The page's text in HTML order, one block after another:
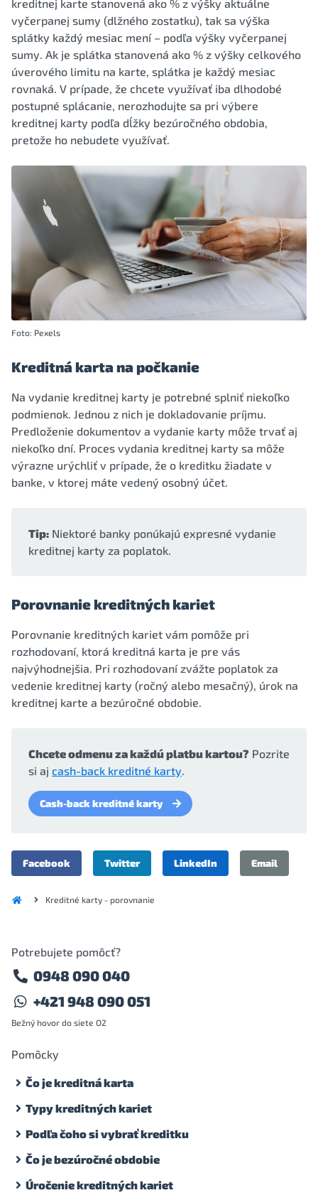
kreditnej karte stanovená ako % z výšky aktuálne
vyčerpanej sumy (dlžného zostatku), tak sa výška
splátky každý mesiac mení – podľa výšky vyčerpanej
sumy. Ak je splátka stanovená ako % z výšky celkového
úverového limitu na karte, splátka je každý mesiac
rovnaká. V prípade, že chcete využívať iba dlhodobé
postupné splácanie, nerozhodujte sa pri výbere
kreditnej karty podľa dĺžky bezúročného obdobia,
pretože ho nebudete využívať.
Foto: Pexels
Kreditná karta na počkanie
Na vydanie kreditnej karty je potrebné splniť niekoľko
podmienok. Jednou z nich je dokladovanie príjmu.
Predloženie dokumentov a vydanie karty môže trvať aj
niekoľko dní. Proces vydania kreditnej karty sa môže
výrazne urýchliť v prípade, že o kreditku žiadate v
banke, v ktorej máte vedený osobný účet.
Tip: Niektoré banky ponúkajú expresné vydanie
kreditnej karty za poplatok.
Porovnanie kreditných kariet
Porovnanie kreditných kariet vám pomôže pri
rozhodovaní, ktorá kreditná karta je pre vás
najvýhodnejšia. Pri rozhodovaní zvážte poplatok za
vedenie kreditnej karty (ročný alebo mesačný), úrok na
kreditnej karte a bezúročné obdobie.
Chcete odmenu za každú platbu kartou? Pozrite
si aj cash-back kreditné karty.
Cash-back kreditné karty
Facebook Twitter LinkedIn Email
Kreditné karty - porovnanie
Potrebujete pomôcť?
0948 090 040
+421 948 090 051
Bežný hovor do siete O2
Pomôcky
Čo je kreditná karta
Typy kreditných kariet
Podľa čoho si vybrať kreditku
Čo je bezúročné obdobie
Úročenie kreditných kariet